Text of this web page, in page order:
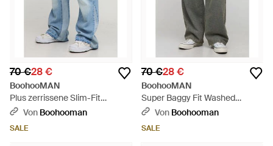
70 €28 €
BoohooMAN
Plus zerrissene Slim-Fit
Schlagjeans - Blau
Von Boohooman
SALE
70 €28 €
BoohooMAN
Super Baggy Fit Washed
Monogram Jeans - Grau
Von Boohooman
SALE